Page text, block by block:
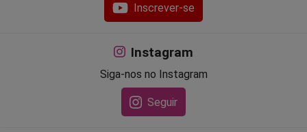
Inscrever-se
Instagram
Siga-nos no Instagram
Seguir